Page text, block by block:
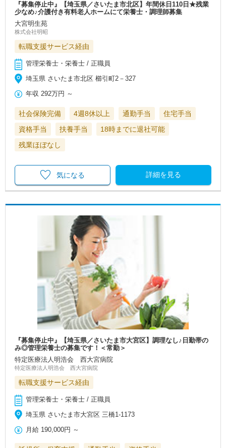
『募集停止中』【埼玉県／さいたま市北区】年間休日110日★残業
少なめ♪介護付き有料老人ホームにて栄養士・調理師募集
大宮明生苑
株式会社明昭
転職支援サービス経由
管理栄養士・栄養士 / 正職員
埼玉県 さいたま市北区 櫛引町2－327
年収 292万円 ～
社会保険完備 4週8休以上 通勤手当
住宅手当
資格手当
扶養手当
18時までに退社可能
残業ほぼなし
詳細を見る
気になる
『募集停止中』【埼玉県／さいたま市大宮区】調理なし♪日勤帯の
み◎管理栄養士の募集です！＜常勤＞
特定医療法人明浩会 西大宮病院
特定医療法人明浩会 西大宮病院
転職支援サービス経由
管理栄養士・栄養士 / 正職員
埼玉県 さいたま市大宮区 三橋1-1173
月給 190,000円 ～